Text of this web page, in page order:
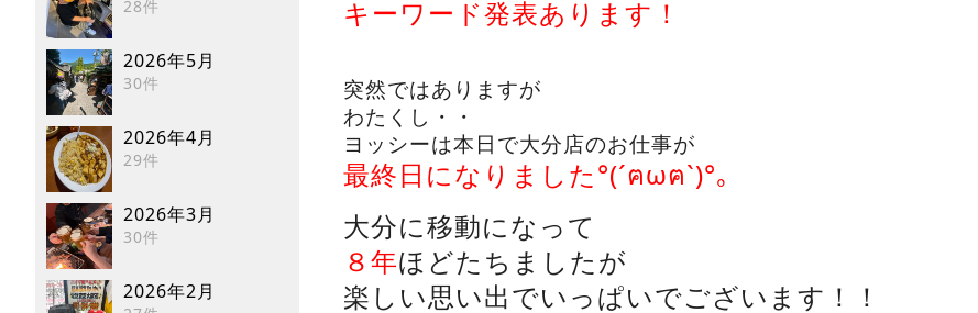
28件
2026年5月
30件
2026年4月
29件
2026年3月
30件
2026年2月
キーワード発表あります！
突然ではありますが
わたくし・・
ヨッシーは本日で大分店のお仕事が
最終日になりました°(´ฅωฅ`)°｡
大分に移動になって
８年ほどたちましたが
楽しい思い出でいっぱいでございます！！